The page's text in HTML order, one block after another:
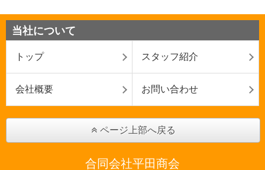
当社について
トップ スタッフ紹介
会社概要 お問い合わせ
ページ上部へ戻る
合同会社平田商会